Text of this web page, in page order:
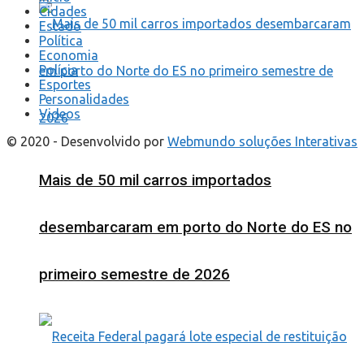
Mais de 50 mil carros importados
desembarcaram em porto do Norte do ES no
primeiro semestre de 2026
Cidades
Estado
Política
Economia
Polícia
Esportes
Personalidades
Videos
© 2020 - Desenvolvido por Webmundo soluções Interativas